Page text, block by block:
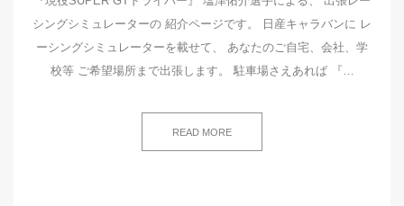
シングシミュレーターの 紹介ページです。 日産キャラバンに レ
ーシングシミュレーターを載せて、 あなたのご自宅、会社、学
校等 ご希望場所まで出張します。 駐車場さえあれば 『…
READ MORE